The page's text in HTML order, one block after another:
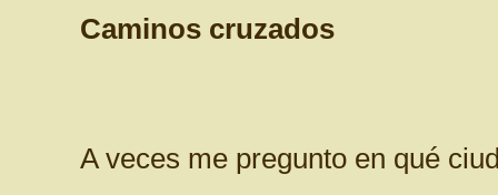
Caminos cruzados
A veces me pregunto en qué